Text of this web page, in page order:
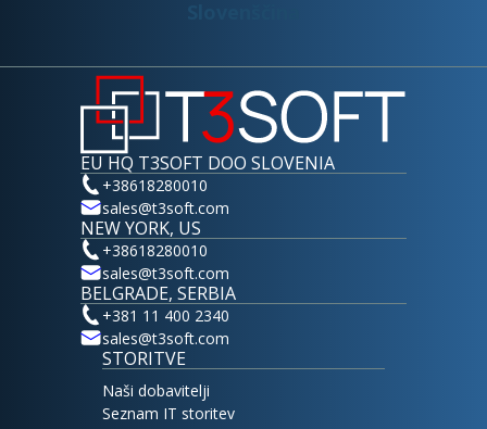
EU HQ T3SOFT DOO SLOVENIA
+38618280010
sales@t3soft.com
NEW YORK, US
+38618280010
sales@t3soft.com
BELGRADE, SERBIA
+381 11 400 2340
sales@t3soft.com
STORITVE
Naši dobavitelji
Seznam IT storitev